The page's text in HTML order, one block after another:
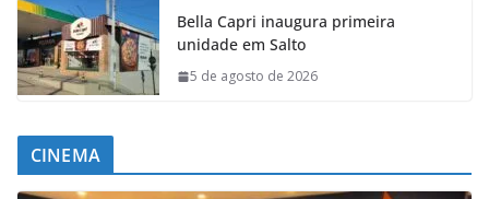
Bella Capri inaugura primeira
unidade em Salto
5 de agosto de 2026
CINEMA